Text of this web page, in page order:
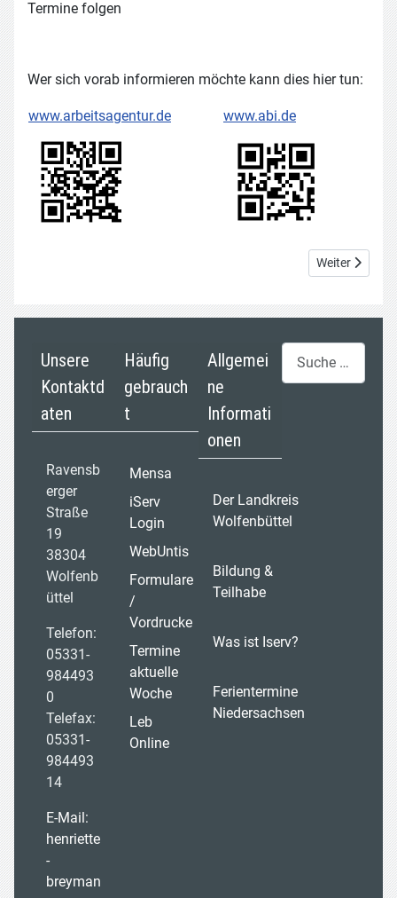
Termine folgen
Wer sich vorab informieren möchte kann dies hier tun:
www.arbeitsagentur.de www.abi.de
Nächster
Weiter
Unsere
Kontaktd
aten
Ravensb
erger
Straße
19
38304
Wolfenb
üttel
Telefon:
05331-
984493
0
Telefax:
05331-
984493
14
E-Mail:
henriette
-
breyman
Häufig
gebrauch
t
Mensa
iServ
Login
WebUntis
Formulare
/
Vordrucke
Termine
aktuelle
Woche
Leb
Online
Allgemei
ne
Informati
onen
Der Landkreis
Wolfenbüttel
Bildung &
Teilhabe
Was ist Iserv?
Ferientermine
Niedersachsen